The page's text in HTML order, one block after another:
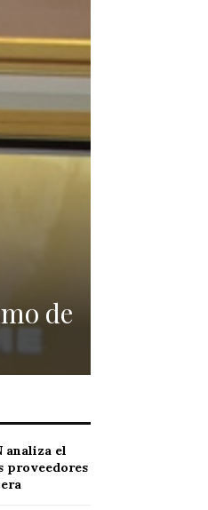
de
analiza el
proveedores